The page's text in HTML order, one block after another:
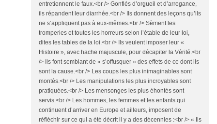
entretiennent le faux.<br /> Gonflés d’orgueil et d’arrogance,
ils répandent leur diarrhée.<br /> Ils donnent des leçons qu’ils
ne s’appliquent pas à eux-mêmes.<br /> Sèment les
tromperies et toutes les horreurs selon l’étable de leur loi,
dites les tables de la loi.<br /> Ils veulent imposer leur «
Histoire », avec hache majuscule, pour décapiter la Vérité.<br
/> Ils font semblant de « s’offusquer » des effets de ce dont ils
sont la cause.<br /> Les coups les plus inimaginables sont
montés.<br /> Les manipulations les plus incroyables sont
pratiquées.<br /> Les mensonges les plus éhontés sont
servis.<br /> Les hommes, les femmes et les enfants qui
continuent d’arriver en Europe et ailleurs, imposent de
réfléchir sur ce qui a été décrit il y a des décennies :<br /> « Ils